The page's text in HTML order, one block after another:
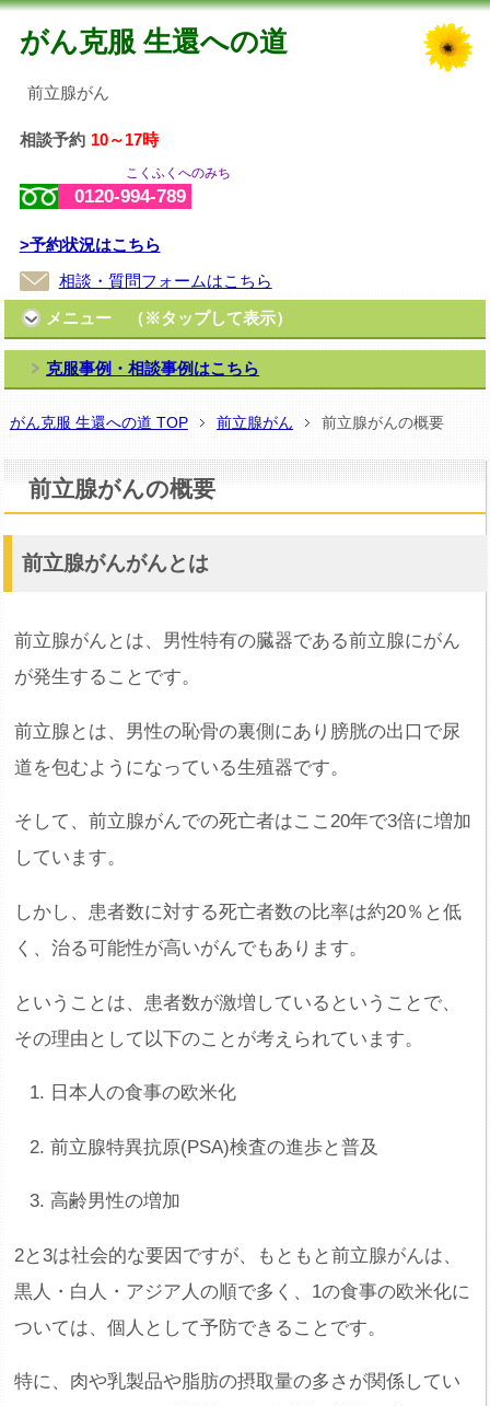
がん克服 生還への道
前立腺がん
相談予約 10～17時
こくふくへのみち
0120-994-789
>予約状況はこちら
相談・質問フォームはこちら
メニュー （※タップして表示）
克服事例・相談事例はこちら
がん克服 生還への道 TOP 前立腺がん 前立腺がんの概要
前立腺がんの概要
前立腺がんがんとは
前立腺がんとは、男性特有の臓器である前立腺にがん
が発生することです。
前立腺とは、男性の恥骨の裏側にあり膀胱の出口で尿
道を包むようになっている生殖器です。
そして、前立腺がんでの死亡者はここ20年で3倍に増加
しています。
しかし、患者数に対する死亡者数の比率は約20％と低
く、治る可能性が高いがんでもあります。
ということは、患者数が激増しているということで、
その理由として以下のことが考えられています。
日本人の食事の欧米化
前立腺特異抗原(PSA)検査の進歩と普及
高齢男性の増加
2と3は社会的な要因ですが、もともと前立腺がんは、
黒人・白人・アジア人の順で多く、1の食事の欧米化に
ついては、個人として予防できることです。
特に、肉や乳製品や脂肪の摂取量の多さが関係してい